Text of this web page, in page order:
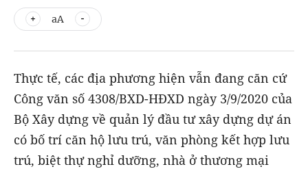
aA
Thực tế, các địa phương hiện vẫn đang căn cứ
Công văn số 4308/BXD-HĐXD ngày 3/9/2020 của
Bộ Xây dựng về quản lý đầu tư xây dựng dự án
có bố trí căn hộ lưu trú, văn phòng kết hợp lưu
trú, biệt thự nghỉ dưỡng, nhà ở thương mại